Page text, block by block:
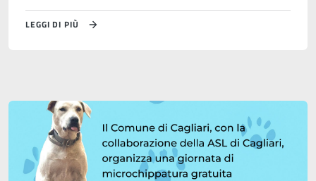
LEGGI DI PIÙ